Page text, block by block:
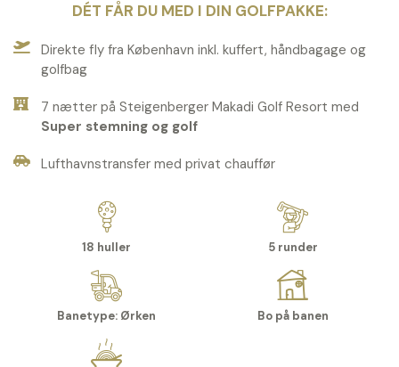
DÉT FÅR DU MED I DIN GOLFPAKKE:
Direkte fly fra København inkl. kuffert, håndbagage og
golfbag
7 nætter på Steigenberger Makadi Golf Resort med
Super stemning og golf
Lufthavnstransfer med privat chauffør
18 huller 5 runder
Banetype: Ørken Bo på banen